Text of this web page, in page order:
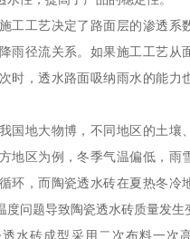
工工艺决定了路面层的渗透系
雨径流关系。如果施工工艺从
时，透水路面吸纳雨水的能力
国地大物博，不同地区的土壤
地区为例，冬季气温偏低，雨
环，而陶瓷透水砖在夏热冬冷
度问题导致陶瓷透水砖质量发生
水砖成型采用二次布料一次